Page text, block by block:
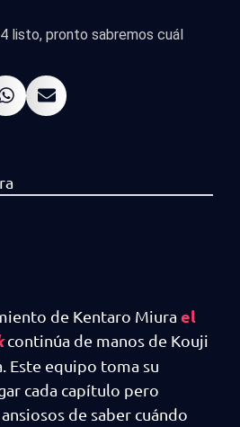
listo, pronto sabremos cuál
de Kentaro Miura el
continúa de manos de Kouji
Este equipo toma su
cada capítulo pero
de saber cuándo